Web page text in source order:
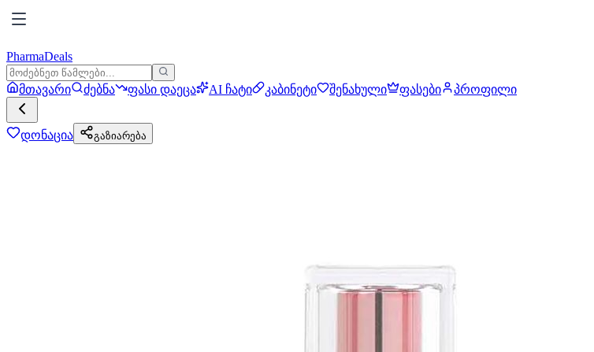
PharmaDeals
მთავარი ძებნა ფასი დაეცა AI ჩატი კაბინეტი შენახული ფასები პროფილი
დონაცია გაზიარება